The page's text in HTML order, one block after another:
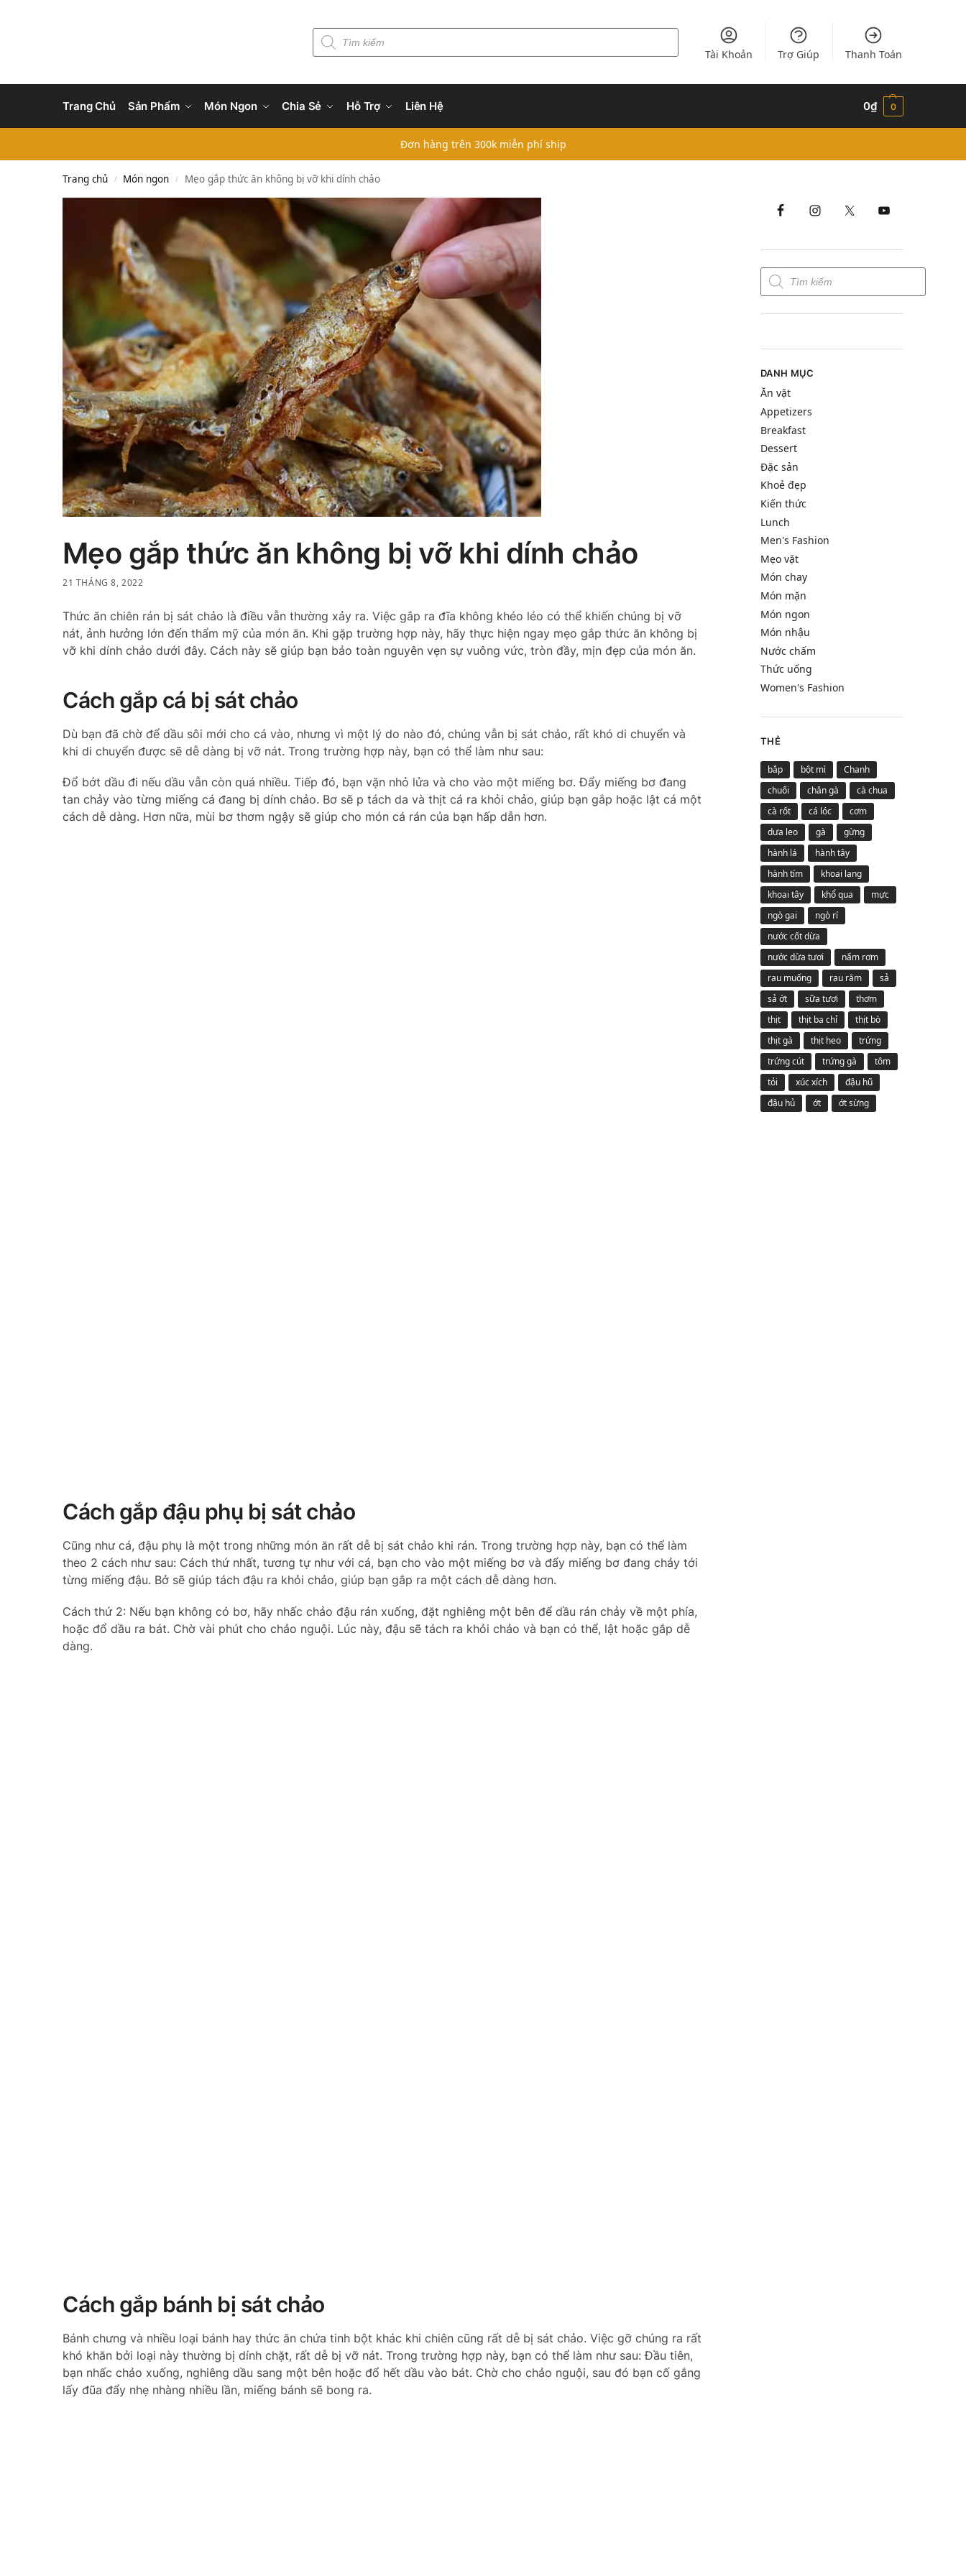
Tài Khoản Trợ Giúp Thanh Toán
Trang Chủ Sản Phẩm Món Ngon Chia Sẻ Hỗ Trợ Liên Hệ 0₫ 0
Đơn hàng trên 300k miễn phí ship
Trang chủ / Món ngon / Mẹo gắp thức ăn không bị vỡ khi dính chảo
Mẹo gắp thức ăn không bị vỡ khi dính chảo
21 THÁNG 8, 2022
Thức ăn chiên rán bị sát chảo là điều vẫn thường xảy ra. Việc gắp ra đĩa không khéo léo có thể khiến chúng bị vỡ
nát, ảnh hưởng lớn đến thẩm mỹ của món ăn. Khi gặp trường hợp này, hãy thực hiện ngay mẹo gắp thức ăn không bị
vỡ khi dính chảo dưới đây. Cách này sẽ giúp bạn bảo toàn nguyên vẹn sự vuông vức, tròn đầy, mịn đẹp của món ăn.
Cách gắp cá bị sát chảo
Dù bạn đã chờ để dầu sôi mới cho cá vào, nhưng vì một lý do nào đó, chúng vẫn bị sát chảo, rất khó di chuyển và
khi di chuyển được sẽ dễ dàng bị vỡ nát. Trong trường hợp này, bạn có thể làm như sau:
Đổ bớt dầu đi nếu dầu vẫn còn quá nhiều. Tiếp đó, bạn vặn nhỏ lửa và cho vào một miếng bơ. Đẩy miếng bơ đang
tan chảy vào từng miếng cá đang bị dính chảo. Bơ sẽ p tách da và thịt cá ra khỏi chảo, giúp bạn gắp hoặc lật cá một
cách dễ dàng. Hơn nữa, mùi bơ thơm ngậy sẽ giúp cho món cá rán của bạn hấp dẫn hơn.
Cách gắp đậu phụ bị sát chảo
Cũng như cá, đậu phụ là một trong những món ăn rất dễ bị sát chảo khi rán. Trong trường hợp này, bạn có thể làm
theo 2 cách như sau: Cách thứ nhất, tương tự như với cá, bạn cho vào một miếng bơ và đẩy miếng bơ đang chảy tới
từng miếng đậu. Bở sẽ giúp tách đậu ra khỏi chảo, giúp bạn gắp ra một cách dễ dàng hơn.
Cách thứ 2: Nếu bạn không có bơ, hãy nhấc chảo đậu rán xuống, đặt nghiêng một bên để dầu rán chảy về một phía,
hoặc đổ dầu ra bát. Chờ vài phút cho chảo nguội. Lúc này, đậu sẽ tách ra khỏi chảo và bạn có thể, lật hoặc gắp dễ
dàng.
Cách gắp bánh bị sát chảo
Bánh chưng và nhiều loại bánh hay thức ăn chứa tinh bột khác khi chiên cũng rất dễ bị sát chảo. Việc gỡ chúng ra rất
khó khăn bởi loại này thường bị dính chặt, rất dễ bị vỡ nát. Trong trường hợp này, bạn có thể làm như sau: Đầu tiên,
bạn nhấc chảo xuống, nghiêng dầu sang một bên hoặc đổ hết dầu vào bát. Chờ cho chảo nguội, sau đó bạn cố gắng
lấy đũa đẩy nhẹ nhàng nhiều lần, miếng bánh sẽ bong ra.
DANH MỤC
Ăn vặt
Appetizers
Breakfast
Dessert
Đặc sản
Khoẻ đẹp
Kiến thức
Lunch
Men's Fashion
Mẹo vặt
Món chay
Món mặn
Món ngon
Món nhậu
Nước chấm
Thức uống
Women's Fashion
THẺ
bắp bột mì
Chanh
chuối
chân gà
cà chua
cà rốt
cá lóc
cơm
dưa leo
gà
gừng
hành lá
hành tây
hành tím
khoai lang
khoai tây
khổ qua
mực
ngò gai
ngò rí
nước cốt dừa
nước dừa tươi
nấm rơm
rau muống
rau răm
sả
sả ớt
sữa tươi
thơm
thịt
thịt ba chỉ
thịt bò
thịt gà
thịt heo
trứng
trứng cút
trứng gà
tôm
tỏi
xúc xích
đậu hũ
đậu hủ
ớt ớt sừng